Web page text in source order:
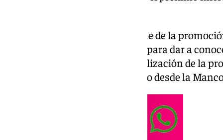
Desde la institución responsable de la
instalar una carpa informativa para dar a
están desarrollando en la digitalización de la
han señalado en un comunicado desde la